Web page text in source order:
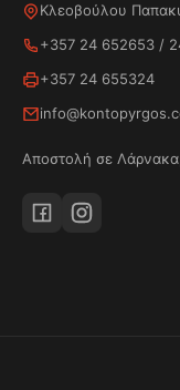
Κλεοβούλου
+357 24 652653 /
+357 24 655324
Αποστολή σε